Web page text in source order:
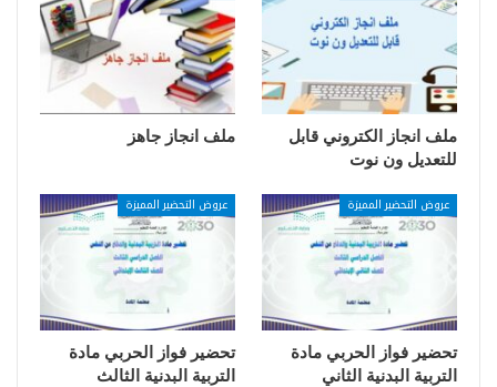
ملف انجاز الكتروني قابل
للتعديل ون نوت
ملف انجاز جاهز
عروض التحضير المميزة
تحضير فواز الحربي مادة
التربية البدنية الثاني
عروض التحضير المميزة
تحضير فواز الحربي مادة
التربية البدنية الثالث